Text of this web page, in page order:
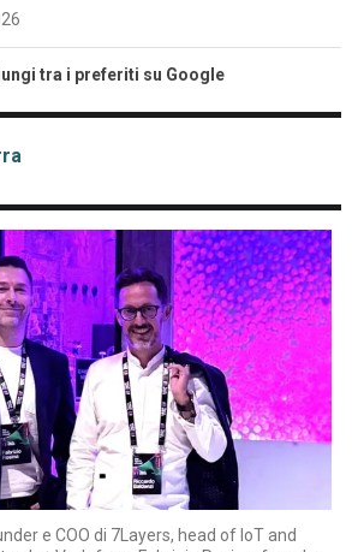
tra i preferiti su Google
e COO di 7Layers, head of IoT and